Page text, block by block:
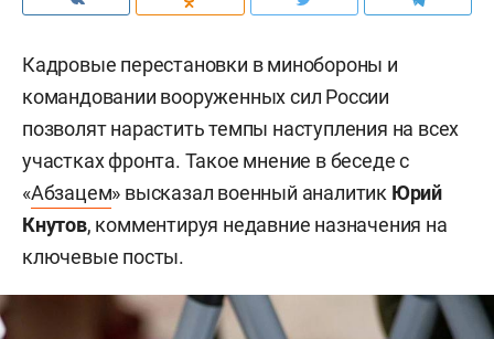
Кадровые перестановки в минобороны и
командовании вооруженных сил России
позволят нарастить темпы наступления на всех
участках фронта. Такое мнение в беседе с
«Абзацем» высказал военный аналитик Юрий
Кнутов, комментируя недавние назначения на
ключевые посты.